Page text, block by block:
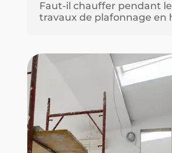
Faut-il chauffer pendant
travaux de plafonnage en